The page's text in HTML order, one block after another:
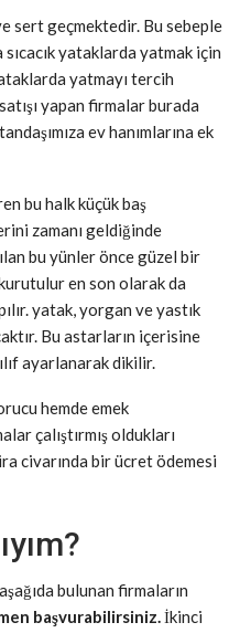
sert geçmektedir. Bu sebeple
sıcacık yataklarda yatmak için
yatmayı tercih
yapan firmalar burada
ev hanımlarına ek
bu halk küçük baş
zamanı geldiğinde
bu yünler önce güzel bir
en son olarak da
yatak, yorgan ve yastık
Bu astarların içerisine
ayarlanarak dikilir.
hemde emek
çalıştırmış oldukları
civarında bir ücret ödemesi
bulunan firmaların
başvurabilirsiniz.İkinci